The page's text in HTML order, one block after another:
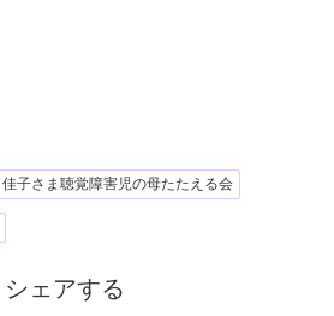
佳子さま聴覚障害児の母たたえる会
シェアする